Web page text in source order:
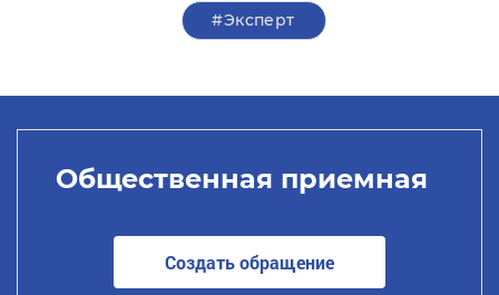
#Эксперт
Общественная приемная
Создать обращение